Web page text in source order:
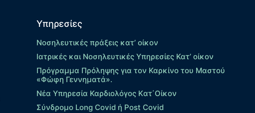
Υπηρεσίες
Νοσηλευτικές πράξεις κατ’ οίκον
Ιατρικές και Νοσηλευτικές Υπηρεσίες Κατ’ οίκον
Πρόγραμμα Πρόληψης για τον Καρκίνο του Μαστού
«Φώφη Γεννηματά».
Νέα Υπηρεσία Καρδιολόγος Kατ΄Οίκον
Σύνδρομο Long Covid ή Post Covid